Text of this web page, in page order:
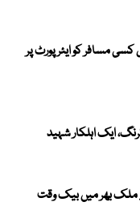
مسافر کو ایئرپورٹ پر
ایک اہلکار شہید
16 اگست سے ملک بھر میں بیک وقت